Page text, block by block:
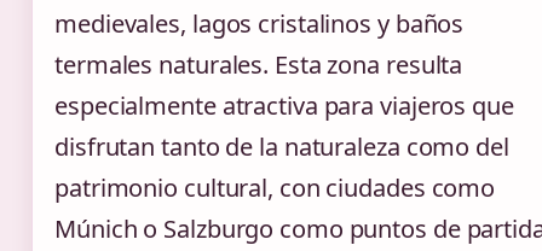
medievales, lagos cristalinos y baños
termales naturales. Esta zona resulta
especialmente atractiva para viajeros que
disfrutan tanto de la naturaleza como del
patrimonio cultural, con ciudades como
Múnich o Salzburgo como puntos de